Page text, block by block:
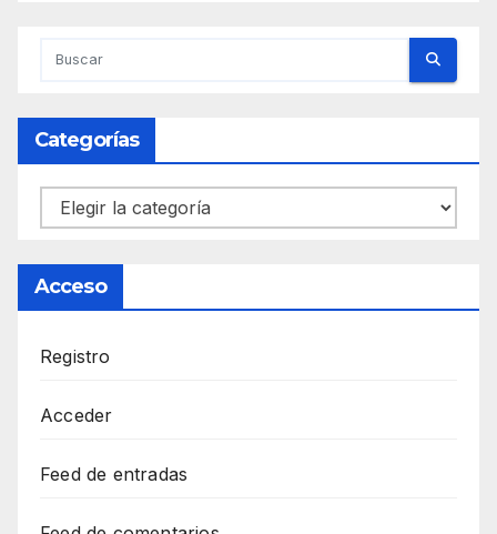
Categorías
Categorías
Acceso
Registro
Acceder
Feed de entradas